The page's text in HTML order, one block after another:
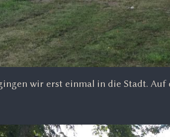
wir erst einmal in die Stadt. Auf